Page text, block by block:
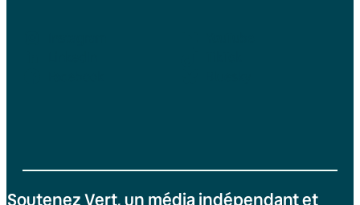
Soutenez Vert, un média indépendant et